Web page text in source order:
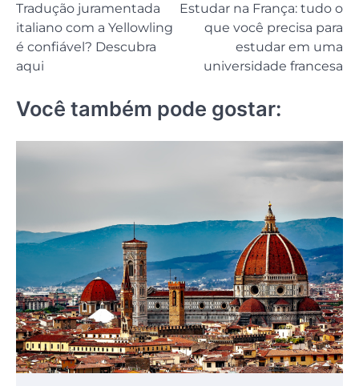
de
Post
Tradução juramentada
italiano com a Yellowling
é confiável? Descubra
aqui
Estudar na França: tudo o
que você precisa para
estudar em uma
universidade francesa
Você também pode gostar: